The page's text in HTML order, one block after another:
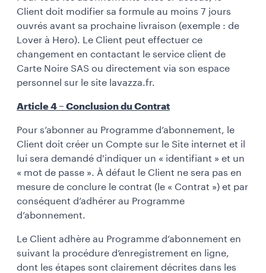
Client doit modifier sa formule au moins 7 jours
ouvrés avant sa prochaine livraison (exemple : de
Lover à Hero). Le Client peut effectuer ce
changement en contactant le service client de
Carte Noire SAS ou directement via son espace
personnel sur le site lavazza.fr.
Article 4 – Conclusion du Contrat
Pour s’abonner au Programme d’abonnement, le
Client doit créer un Compte sur le Site internet et il
lui sera demandé d'indiquer un « identifiant » et un
« mot de passe ». À défaut le Client ne sera pas en
mesure de conclure le contrat (le « Contrat ») et par
conséquent d’adhérer au Programme
d’abonnement.
Le Client adhère au Programme d’abonnement en
suivant la procédure d’enregistrement en ligne,
dont les étapes sont clairement décrites dans les